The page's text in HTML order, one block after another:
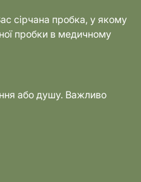
сірчана пробка, у якому
пробки в медичному
або душу. Важливо